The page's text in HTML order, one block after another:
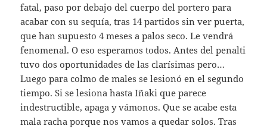
fatal, paso por debajo del cuerpo del portero para
acabar con su sequía, tras 14 partidos sin ver puerta,
que han supuesto 4 meses a palos seco. Le vendrá
fenomenal. O eso esperamos todos. Antes del penalti
tuvo dos oportunidades de las clarísimas pero…
Luego para colmo de males se lesionó en el segundo
tiempo. Si se lesiona hasta Iñaki que parece
indestructible, apaga y vámonos. Que se acabe esta
mala racha porque nos vamos a quedar solos. Tras